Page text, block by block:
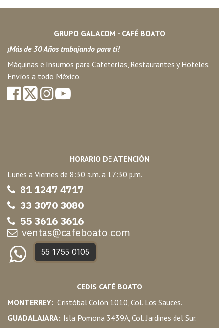
GRUPO GALACOM - CAFÉ BOATO
¡Más de 30 Años trabajando para ti!
Máquinas e Insumos para Cafeterías, Restaurantes y Hoteles.
Envíos a todo México.
HORARIO DE ATENCIÓN
Lunes a Viernes de 8:30 a.m. a 17:30 p.m.
81 1247 4717
33 3070 3080
55 3616 3616
ventas@cafeboato.com
55 1755 0105
CEDIS CAFÉ BOATO
MONTERREY: Cristóbal Colón 1010, Col. Los Sauces.
GUADALAJARA:. Isla Pomona 3439A, Col. Jardines del Sur.